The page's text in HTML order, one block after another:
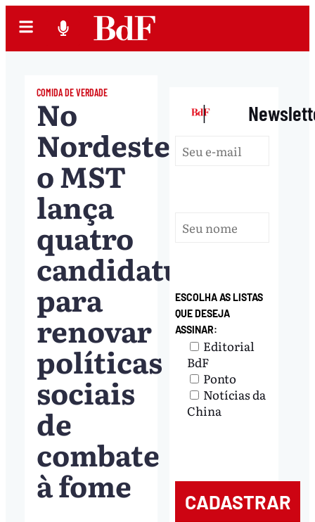
COMIDA DE VERDADE
No
Nordeste,
o MST
lança
quatro
candidaturas
para
renovar
políticas
sociais
de
combate
à fome
|
ESCOLHA AS LISTAS
QUE DESEJA
ASSINAR:
Editorial
BdF
Ponto
Notícias da
China